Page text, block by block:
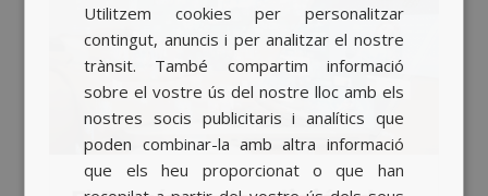
BASQUE
ENGLISH
Utilitzem cookies per personalitzar
contingut, anuncis i per analitzar el nostre
trànsit. També compartim informació
sobre el vostre ús del nostre lloc amb els
nostres socis publicitaris i analítics que
poden combinar-la amb altra informació
que els heu proporcionat o que han